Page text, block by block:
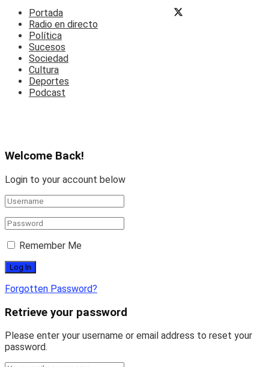
Portada
Radio en directo
Política
Sucesos
Sociedad
Cultura
Deportes
Podcast
Welcome Back!
Login to your account below
Remember Me
Forgotten Password?
Retrieve your password
Please enter your username or email address to reset your
password.